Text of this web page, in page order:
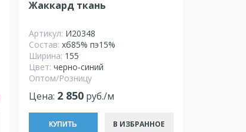
Жаккард ткань
Артикул: И20348
Состав: хб85% пэ15%
Ширина: 155
Цвет: черно-синий
Оптом/Розницу
Цена: 2 850руб./м
КУПИТЬ В ИЗБРАННОЕ